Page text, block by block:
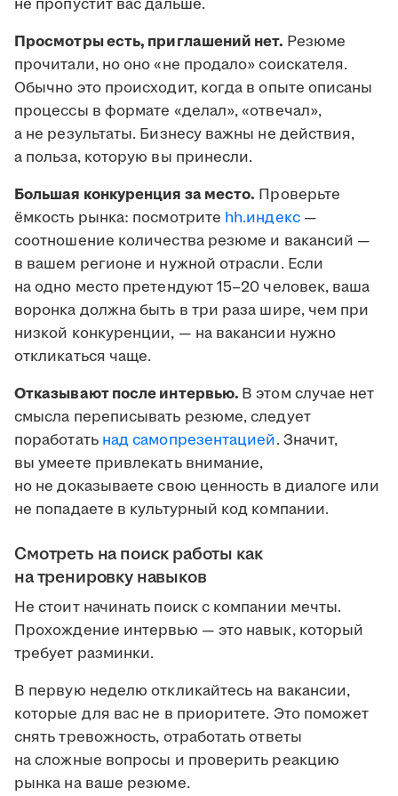
не пропустит вас дальше.
Просмотры есть, приглашений нет. Резюме
прочитали, но оно «не продало» соискателя.
Обычно это происходит, когда в опыте описаны
процессы в формате «делал», «отвечал»,
а не результаты. Бизнесу важны не действия,
а польза, которую вы принесли.
Большая конкуренция за место. Проверьте
ёмкость рынка: посмотрите hh.индекс—
соотношение количества резюме и вакансий —
в вашем регионе и нужной отрасли. Если
на одно место претендуют 15–20 человек, ваша
воронка должна быть в три раза шире, чем при
низкой конкуренции, — на вакансии нужно
откликаться чаще.
Отказывают после интервью. В этом случае нет
смысла переписывать резюме, следует
поработать над самопрезентацией. Значит,
вы умеете привлекать внимание,
но не доказываете свою ценность в диалоге или
не попадаете в культурный код компании.
Смотреть на поиск работы как
на тренировку навыков
Не стоит начинать поиск с компании мечты.
Прохождение интервью — это навык, который
требует разминки.
В первую неделю откликайтесь на вакансии,
которые для вас не в приоритете. Это поможет
снять тревожность, отработать ответы
на сложные вопросы и проверить реакцию
рынка на ваше резюме.